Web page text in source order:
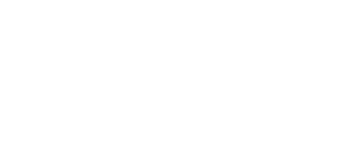
Falta tudo o resto”
Neste momento, e perante o cenário de caos que volta a
Mas, o tempo já nos mostrou que não é possível. É uma ideia
temos tido – desde o Hospital da Feira, até ao São João ou ao